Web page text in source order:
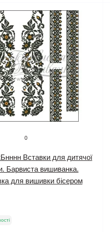
0
Вставки для дитячої
Барвиста вишиванка.
для вишивки бісером